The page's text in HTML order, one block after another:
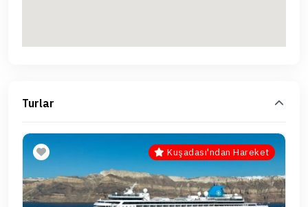
Turlar
Kuşadası'ndan Hareket